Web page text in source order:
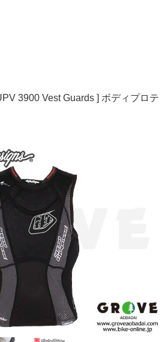
3900 Vest Guards ] ボディプロテ